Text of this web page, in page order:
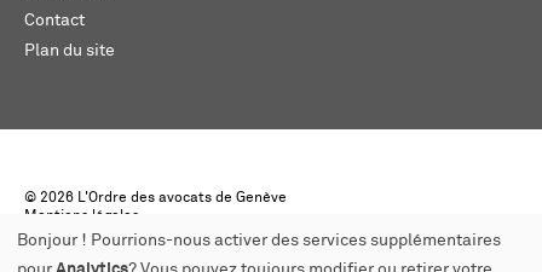
Contact
Plan du site
© 2026 L'Ordre des avocats de Genève
Mentions légales
Créé par monoloco
Bonjour ! Pourrions-nous activer des services supplémentaires